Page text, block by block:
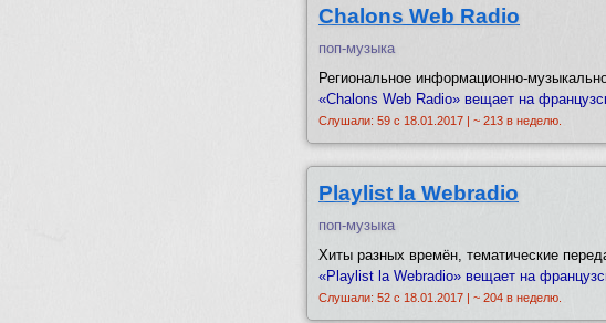
Chalons Web Radio
поп-музыка
Региональное информационно-
«Chalons Web Radio» вещает на
Слушали: 59 с 18.01.2017 | ~ 213 в неделю.
Playlist la Webradio
поп-музыка
Хиты разных времён, тематические
«Playlist la Webradio» вещает на
Слушали: 52 с 18.01.2017 | ~ 204 в неделю.